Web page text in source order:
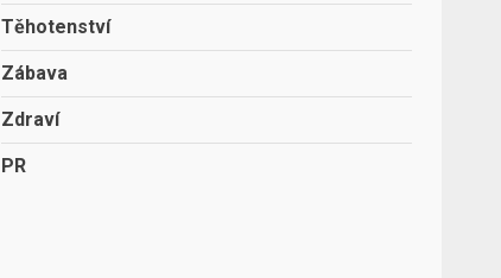
Těhotenství
Zábava
Zdraví
PR